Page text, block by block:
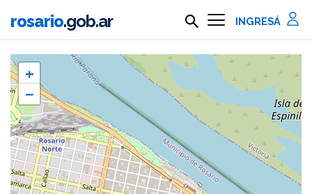
Ir al contenido principal
rosario.gob.ar Buscar en rosario.gob.ar
+
−